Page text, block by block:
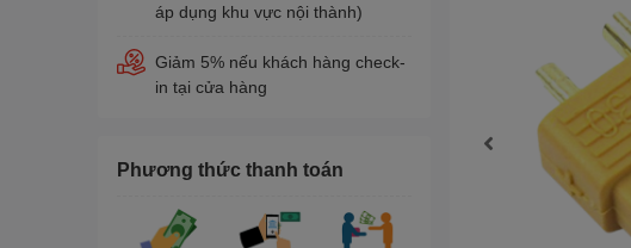
áp dụng khu vực nội thành)
Giảm 5% nếu khách hàng check-
in tại cửa hàng
Phương thức thanh toán